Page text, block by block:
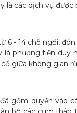
là các dịch vụ
6 - 14 chỗ ngồi,
phương tiện
giữa không gian
gồm quyền vào